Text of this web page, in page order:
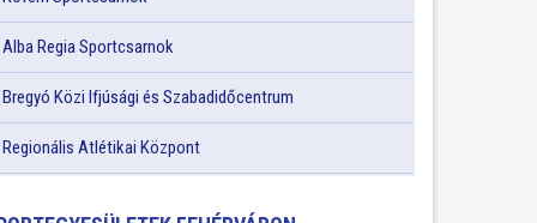
Alba Regia Sportcsarnok
Bregyó Közi Ifjúsági és Szabadidőcentrum
Regionális Atlétikai Központ